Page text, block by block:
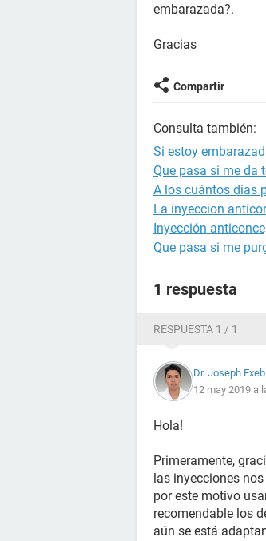
embarazada?.
Gracias
Compartir
Consulta también:
Si estoy
Que pasa si me da
A los cuántos dias
La inyeccion
Inyección
Que pasa si me
1 respuesta
RESPUESTA 1 / 1
Dr. Joseph
12 may 2019 a
Hola!
Primeramente,
las inyecciones
por este motivo
recomendable los
aún se está